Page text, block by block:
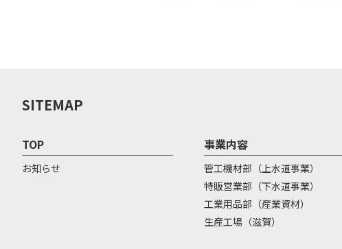
SITEMAP
TOP
お知らせ
事業内容
管工機材部（上水道事業）
特販営業部（下水道事業）
工業用品部（産業資材）
生産工場（滋賀）